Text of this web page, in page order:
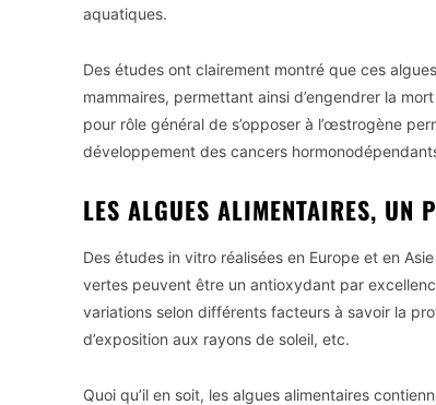
aquatiques.
Des études ont clairement montré que ces
mammaires, permettant ainsi d’engendrer la
pour rôle général de s’opposer à l’œstrogène
développement des cancers
LES ALGUES ALIMENTAIRES, UN
Des études in vitro réalisées en Europe et en
vertes peuvent être un antioxydant par
variations selon différents facteurs à savoir la
d’exposition aux rayons de soleil, etc.
Quoi qu’il en soit, les algues alimentaires